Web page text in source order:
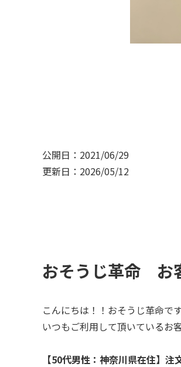
公開日：2021/06/29
更新日：2026/05/12
おそうじ革命 お
こんにちは！！おそうじ革命です
いつもご利用して頂いているお
【50代男性：神奈川県在住】